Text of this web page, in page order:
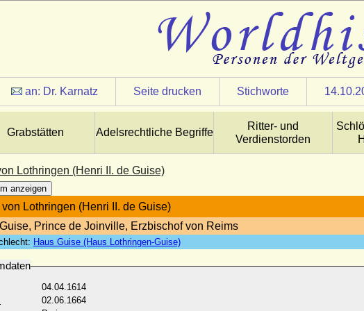
an: Dr. Karnatz Seite drucken Stichworte
Grabstätten Adelsrechtliche Begriffe
Ritter- und
Verdienstorden
Lothringen (Henri II. de Guise)
anzeigen
von Lothringen (Henri II. de Guise)
Prince de Joinville, Erzbischof von Reims
Haus Guise (Haus Lothringen-Guise)
04.04.1614
02.06.1664